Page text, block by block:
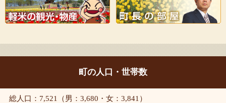
町の人口・世帯数
総人口：7,521（男：3,680・女：3,841）